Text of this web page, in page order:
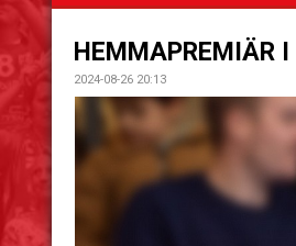
HEMMAPREMIÄR I
2024-08-26 20:13